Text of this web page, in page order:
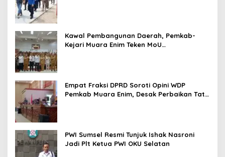
Kawal Pembangunan Daerah, Pemkab-
Kejari Muara Enim Teken MoU
Empat Fraksi DPRD Soroti Opini WDP
Pemkab Muara Enim, Desak Perbaikan Tata
PWI Sumsel Resmi Tunjuk Ishak Nasroni
Jadi Plt Ketua PWI OKU Selatan